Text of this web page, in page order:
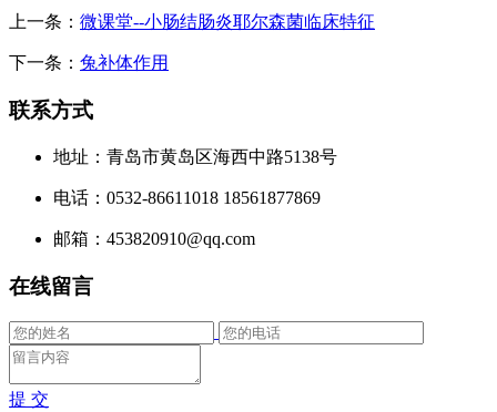
上一条： 微课堂--小肠结肠炎耶尔森菌临床特征
下一条： 兔补体作用
联系方式
地址：青岛市黄岛区海西中路5138号
电话：0532-86611018 18561877869
邮箱：453820910@qq.com
在线留言
提 交